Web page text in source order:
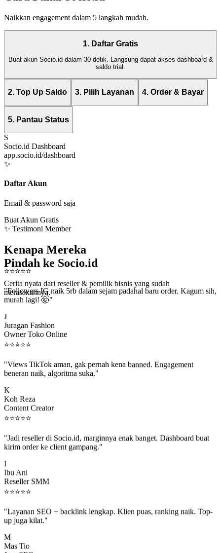
Naikkan engagement dalam 5 langkah mudah.
1. Daftar Gratis
Buat akun Socio.id dalam 30 detik. Langsung dapat akses dashboard &
saldo trial.
2. Top Up Saldo 3. Pilih Layanan 4. Order & Bayar
5. Pantau Status
S
Socio.id Dashboard
app.socio.id/dashboard
✨
Daftar Akun
Email & password saja
Buat Akun Gratis
✨ Testimoni Member
Kenapa Mereka
Pindah ke Socio.id
Cerita nyata dari reseller & pemilik bisnis yang sudah
merasakannya.
⭐⭐⭐⭐⭐
"Followers IG naik 5rb dalam sejam padahal baru order. Kagum sih,
murah lagi! 🤯"
Juragan Fashion
Owner Toko Online
⭐⭐⭐⭐ ⭐
beneran naik, algoritma suka."
Koh Reza
Content Creator
⭐⭐⭐⭐⭐
kirim order ke client gampang."
Ibu Ani
Reseller SMM
⭐⭐⭐⭐⭐
up juga kilat."
Mas Tio
Jasa SEO